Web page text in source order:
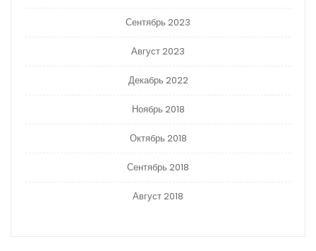
Сентябрь 2023
Август 2023
Декабрь 2022
Ноябрь 2018
Октябрь 2018
Сентябрь 2018
Август 2018